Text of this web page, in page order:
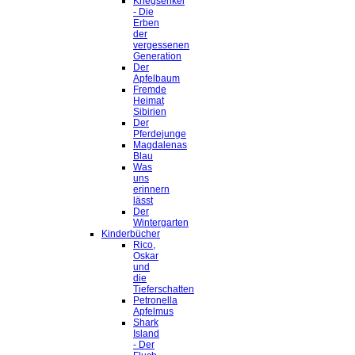
- Die
Erben
der
vergessenen
Generation
Der
Apfelbaum
Fremde
Heimat
Sibirien
Der
Pferdejunge
Magdalenas
Blau
Was
uns
erinnern
lässt
Der
Wintergarten
Kinderbücher
Rico,
Oskar
und
die
Tieferschatten
Petronella
Apfelmus
Shark
Island
- Der